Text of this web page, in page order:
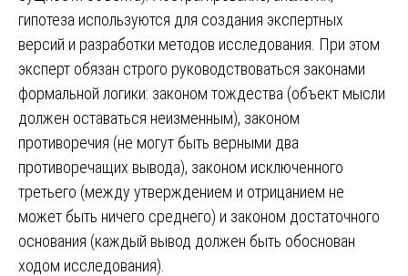
гипотеза используются для создания экспертных
версий и разработки методов исследования. При этом
эксперт обязан строго руководствоваться законами
формальной логики: законом тождества (объект мысли
должен оставаться неизменным), законом
противоречия (не могут быть верными два
противоречащих вывода), законом исключенного
третьего (между утверждением и отрицанием не
может быть ничего среднего) и законом достаточного
основания (каждый вывод должен быть обоснован
ходом исследования).